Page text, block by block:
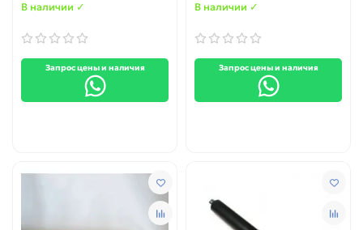
В наличии ✓
Запрос цены и наличия
В наличии ✓
Запрос цены и наличия